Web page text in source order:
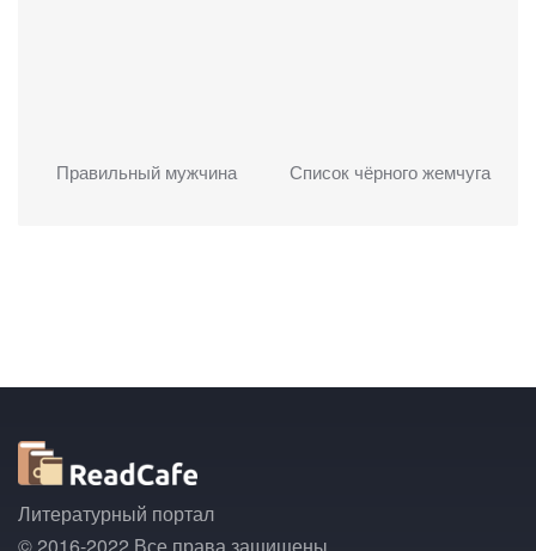
Правильный мужчина Список чёрного жемчуга
Литературный портал
© 2016-2022 Все права защищены